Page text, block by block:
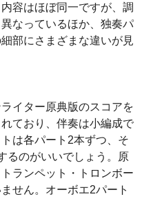
容はほぼ同一ですが、調
なっているほか、独奏パ
部にさまざまな違いが見
イター原典版のスコアを
ており、伴奏は小編成で
は各パート2本ずつ、そ
るのがいいでしょう。原
ランペット・トロンボー
せん。オーボエ2パート